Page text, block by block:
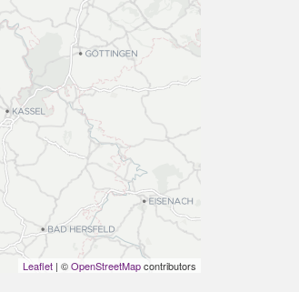
Leaflet| ©OpenStreetMapcontributors